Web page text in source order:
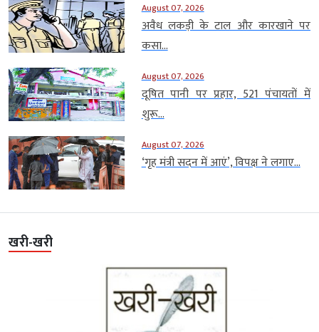
August 07, 2026
अवैध लकड़ी के टाल और कारखाने पर
कसा...
August 07, 2026
दूषित पानी पर प्रहार, 521 पंचायतों में
शुरू...
August 07, 2026
‘गृह मंत्री सदन में आएं’, विपक्ष ने लगाए...
खरी-खरी